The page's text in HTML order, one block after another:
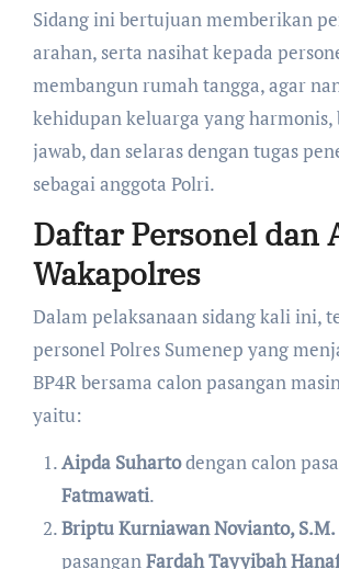
Sidang ini bertujuan memberikan
arahan, serta nasihat kepada
membangun rumah tangga, agar
kehidupan keluarga yang harmonis,
jawab, dan selaras dengan tugas
sebagai anggota Polri.
Daftar Personel dan
Wakapolres
​Dalam pelaksanaan sidang kali ini,
personel Polres Sumenep yang
BP4R bersama calon pasangan
yaitu:
Aipda Suhartodengan calon
Fatmawati.
Briptu Kurniawan Novianto, S.M.
pasanganFardah Tayyibah